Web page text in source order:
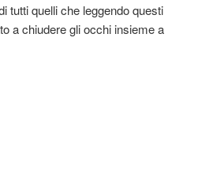
tutti quelli che leggendo questi
a chiudere gli occhi insieme a